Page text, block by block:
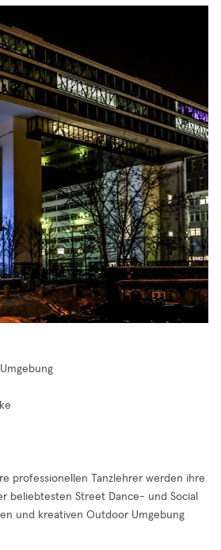
professionellen Tanzlehrer werden ihre
beliebtesten Street Dance- und Social
und kreativen Outdoor Umgebung